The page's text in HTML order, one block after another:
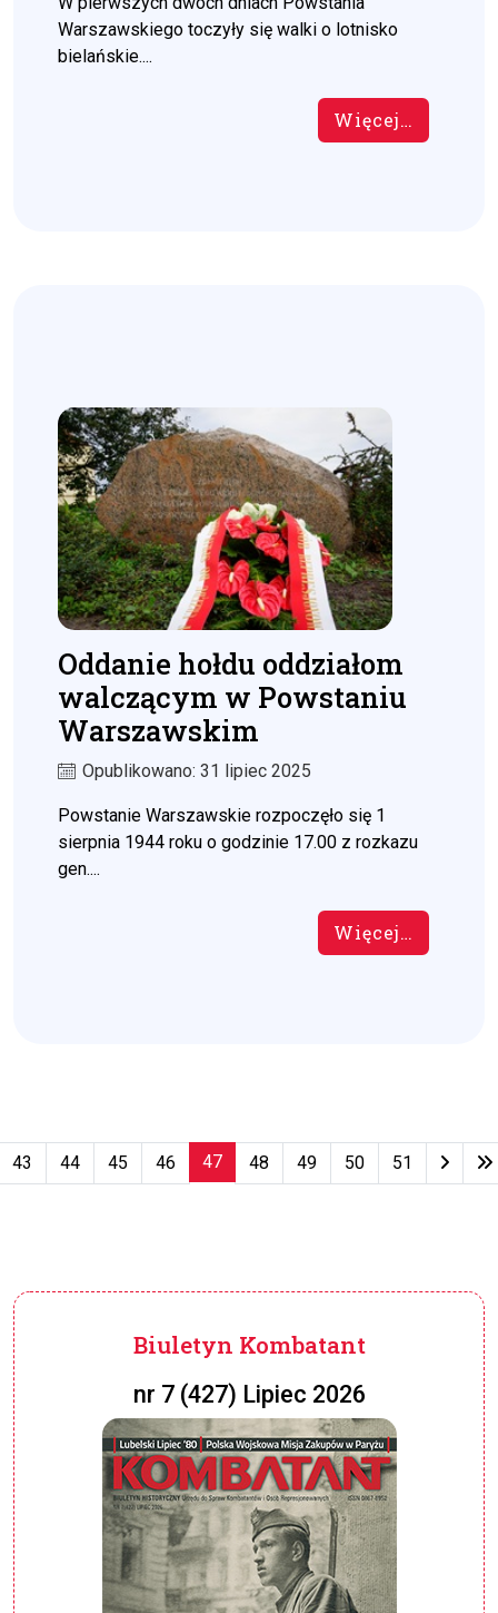
Warszawskiego toczyły się walki o lotnisko
bielańskie....
Więcej…
Oddanie hołdu oddziałom
walczącym w Powstaniu
Warszawskim
Opublikowano: 31 lipiec 2025
Powstanie Warszawskie rozpoczęło się 1
sierpnia 1944 roku o godzinie 17.00 z rozkazu
gen....
Więcej…
Strona 47 z 79
43 44 45 46 47 48 49 50 51
Biuletyn Kombatant
nr 7 (427) Lipiec 2026